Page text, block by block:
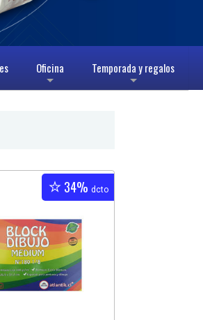
+
Oficina
+
Temporada y regalos
34% dcto